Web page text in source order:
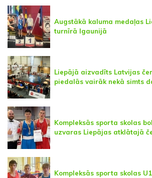
Augstākā kaluma medaļas
turnīrā Igaunijā
Liepājā aizvadīts Latvijas
piedalās vairāk nekā simts
Kompleksās sporta skolas
uzvaras Liepājas atklātajā
Kompleksās sporta skolas